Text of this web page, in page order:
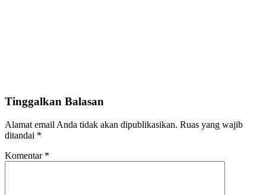
Tinggalkan Balasan
Alamat email Anda tidak akan dipublikasikan. Ruas yang wajib
ditandai *
Komentar *